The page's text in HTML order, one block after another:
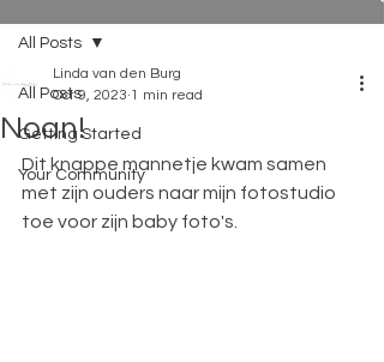
All Posts
Getting Started
Your Community
All Posts
Noan!
Linda van den Burg
Oct 9, 2023 1 min read
Dit knappe mannetje kwam samen
met zijn ouders naar mijn fotostudio
toe voor zijn baby foto's.